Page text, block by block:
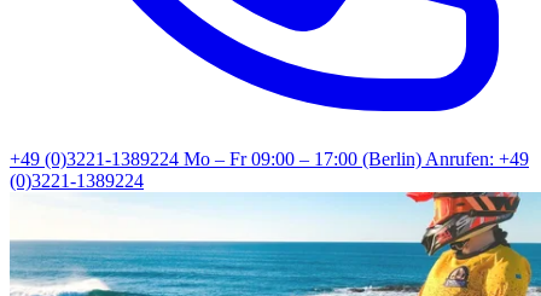
+49 (0)3221-1389224 Mo – Fr 09:00 – 17:00 (Berlin)Anrufen: +49
(0)3221-1389224